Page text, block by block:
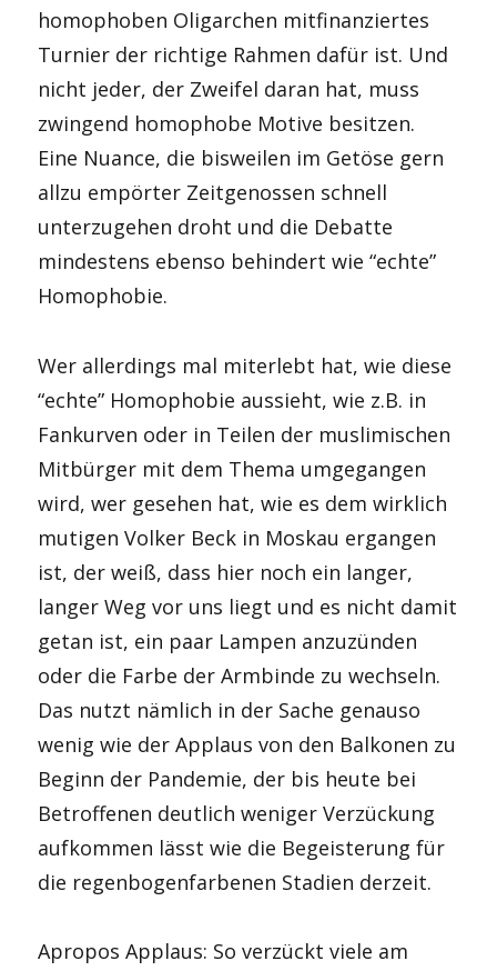
homophoben Oligarchen mitfinanziertes
Turnier der richtige Rahmen dafür ist. Und
nicht jeder, der Zweifel daran hat, muss
zwingend homophobe Motive besitzen.
Eine Nuance, die bisweilen im Getöse gern
allzu empörter Zeitgenossen schnell
unterzugehen droht und die Debatte
mindestens ebenso behindert wie “echte”
Homophobie.
Wer allerdings mal miterlebt hat, wie diese
“echte” Homophobie aussieht, wie z.B. in
Fankurven oder in Teilen der muslimischen
Mitbürger mit dem Thema umgegangen
wird, wer gesehen hat, wie es dem wirklich
mutigen Volker Beck in Moskau ergangen
ist, der weiß, dass hier noch ein langer,
langer Weg vor uns liegt und es nicht damit
getan ist, ein paar Lampen anzuzünden
oder die Farbe der Armbinde zu wechseln.
Das nutzt nämlich in der Sache genauso
wenig wie der Applaus von den Balkonen zu
Beginn der Pandemie, der bis heute bei
Betroffenen deutlich weniger Verzückung
aufkommen lässt wie die Begeisterung für
die regenbogenfarbenen Stadien derzeit.
Apropos Applaus: So verzückt viele am